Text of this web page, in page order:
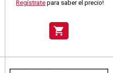
Regístrate para saber el precio!
shopping_cart